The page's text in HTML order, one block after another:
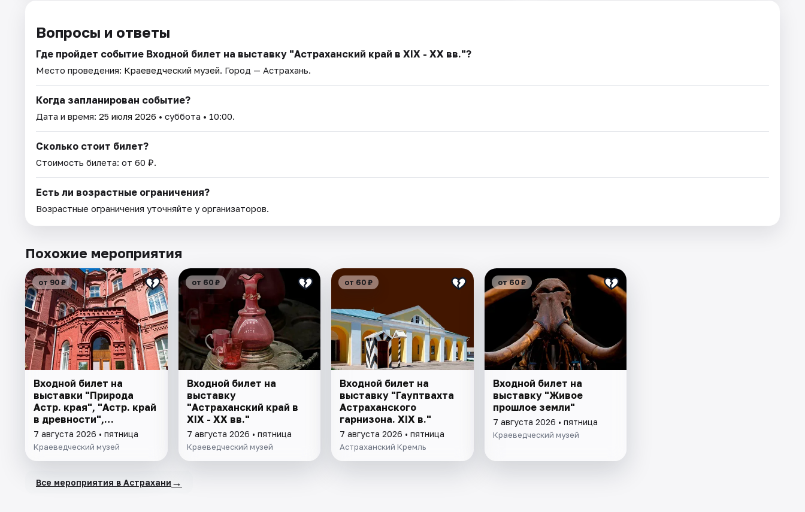
Вопросы и ответы
Где пройдет событие Входной билет на выставку "Астраханский край в XIX - XX вв."?
Место проведения: Краеведческий музей. Город — Астрахань.
Когда запланирован событие?
Дата и время: 25 июля 2026 • суббота • 10:00.
Сколько стоит билет?
Стоимость билета: от 60 ₽.
Есть ли возрастные ограничения?
Возрастные ограничения уточняйте у организаторов.
Похожие мероприятия
от 90 ₽
Входной билет на
выставки "Природа
Астр. края", "Астр. край
в древности",
"Заселение Астр. края"
7 августа 2026 • пятница
Краеведческий музей
от 60 ₽
Входной билет на
выставку
"Астраханский край в
XIX - XX вв."
7 августа 2026 • пятница
Краеведческий музей
от 60 ₽
Входной билет на
выставку "Гауптвахта
Астраханского
гарнизона. XIX в."
7 августа 2026 • пятница
Астраханский Кремль
от 60 ₽
Входной билет на
выставку "Живое
прошлое земли"
7 августа 2026 • пятница
Краеведческий музей
Все мероприятия в Астрахани →